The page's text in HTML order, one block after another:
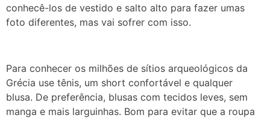
conhecê-los de vestido e salto alto para fazer umas
foto diferentes, mas vai sofrer com isso.
Para conhecer os milhões de sítios arqueológicos da
Grécia use tênis, um short confortável e qualquer
blusa. De preferência, blusas com tecidos leves, sem
manga e mais larguinhas. Bom para evitar que a roupa